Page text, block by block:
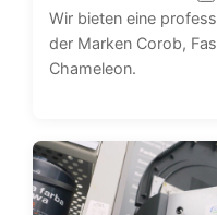
Wir bieten eine
der Marken Corob,
Chameleon.